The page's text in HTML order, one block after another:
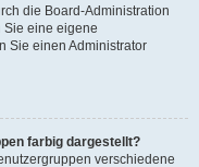
die Board-Administration
Sie eine eigene
Sie einen Administrator
farbig dargestellt?
verschiedene